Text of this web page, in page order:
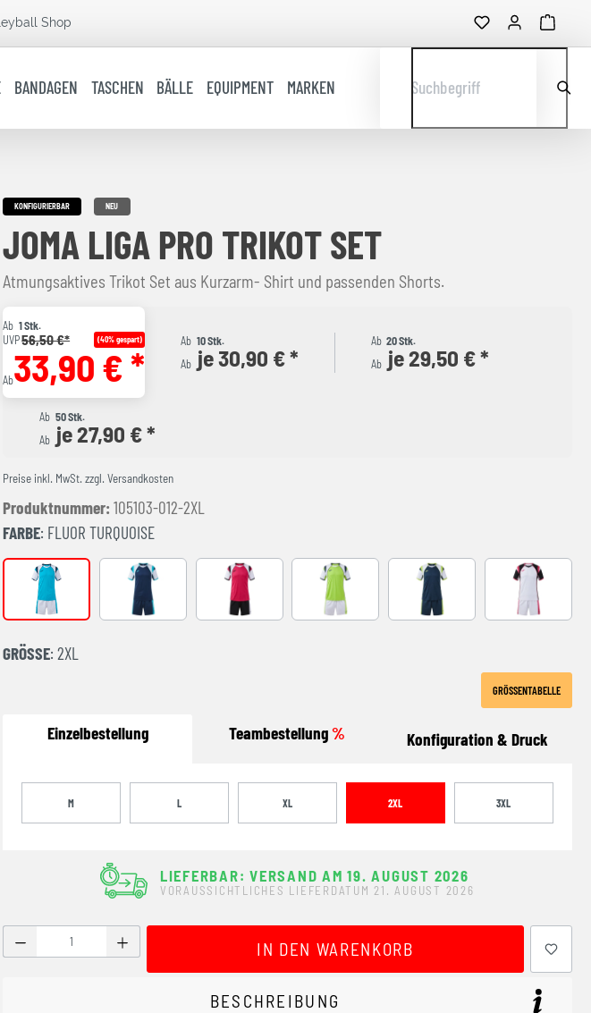
Shop
BANDAGEN TASCHEN BÄLLE EQUIPMENT MARKEN Suchbegriff
KONFIGURIERBAR NEU
JOMA LIGA PRO TRIKOT SET
Atmungsaktives Trikot Set aus Kurzarm- Shirt und passenden Shorts.
Ab 1 Stk.
UVP56,50 €* (40% gespart)
Ab33,90 € *
Ab 10 Stk.
Ab je 30,90 € *
Ab 20 Stk.
Ab je 29,50 € *
Ab 50 Stk.
Ab je 27,90 € *
Preise inkl. MwSt. zzgl. Versandkosten
Produktnummer: 105103-012-2XL
FARBE: FLUOR TURQUOISE
FLUOR TURQUOISE DARK NAVY TURQUESA FUCHSIA-BLACK LIME NAVY-LIME White
GRÖSSE : 2XL
GRÖSSENTABELLE
Einzelbestellung Teambestellung% Konfiguration & Druck
M L XL 2XL 3XL
LIEFERBAR: VERSAND AM 19. AUGUST 2026
VORAUSSICHTLICHES LIEFERDATUM 21. AUGUST 2026
Produkt Anzahl: Gib den gewünschten Wert ein oder benutze die Schaltflächen
IN DEN WARENKORB
BESCHREIBUNG